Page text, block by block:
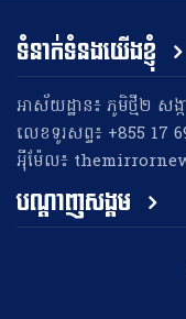
ទំនាក់ទំនងយើងខ្ញុំ
អាស័យដ្ឋាន៖ ភូមិថ្មី២ សង្ក
លេខទូរសព្ទ៖ +855 17
អុីម៉ែល៖
បណ្តាញសង្គម